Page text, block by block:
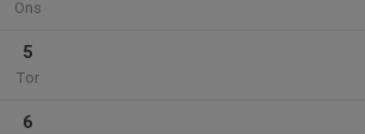
Ons
5
Tor
6